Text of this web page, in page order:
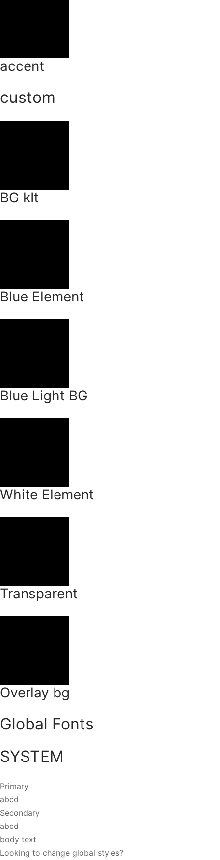
accent
custom
BG kIt
Blue Element
Blue Light BG
White Element
Transparent
Overlay bg
Global Fonts
SYSTEM
Primary
abcd
Secondary
abcd
body text
Looking to change global styles?